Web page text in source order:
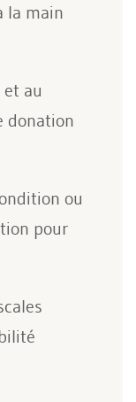
la main
au
donation
ou
pour